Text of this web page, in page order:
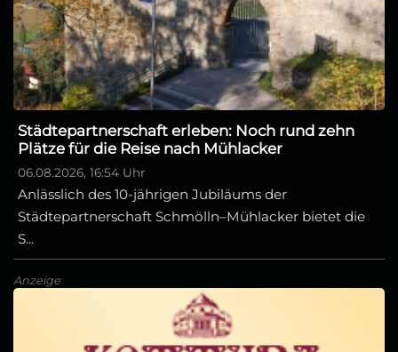
Städtepartnerschaft erleben: Noch rund zehn
Plätze für die Reise nach Mühlacker
06.08.2026, 16:54 Uhr
Anlässlich des 10-jährigen Jubiläums der
Städtepartnerschaft Schmölln–Mühlacker bietet die
S...
Anzeige